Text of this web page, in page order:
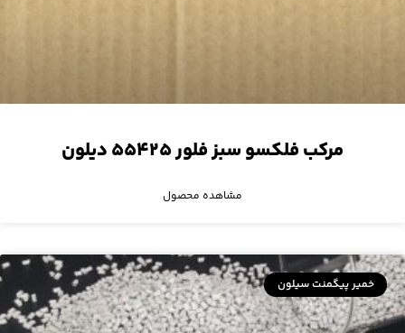
مرکب فلکسو سبز فلور ۵۵۴۲۵ دیلون
مشاهده محصول
خمیر پیگمنت سیلون